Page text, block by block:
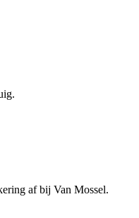
af bij Van Mossel.